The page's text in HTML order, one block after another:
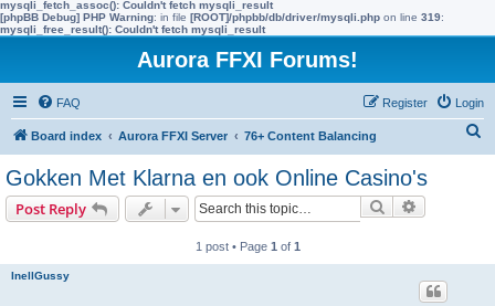
mysqli_fetch_assoc(): Couldn't fetch mysqli_result
[phpBB Debug] PHP Warning: in file [ROOT]/phpbb/db/driver/mysqli.php on line 319:
mysqli_free_result(): Couldn't fetch mysqli_result
Aurora FFXI Forums!
FAQ Login
Register
Board index Aurora FFXI Server 76+ Content Balancing
h
Gokken Met Klarna en ook Online Casino's
Post Reply Search
1 post • Page 1 of 1
InellGussy